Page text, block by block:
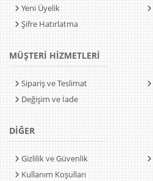
Yeni Üyelik
Şifre Hatırlatma
MÜŞTERİ HİZMETLERİ
Sipariş ve Teslimat
Değişim ve İade
DİĞER
Gizlilik ve Güvenlik
Kullanım Koşulları